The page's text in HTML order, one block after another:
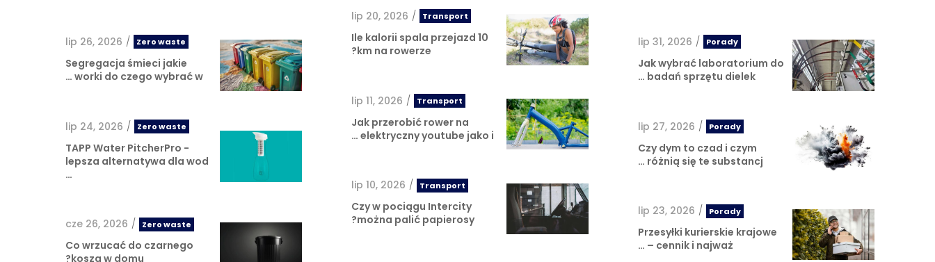
Zero waste
/
lip 26, 2026
Segregacja śmieci jakie
worki do czego wybrać w …
Zero waste
/
lip 24, 2026
TAPP Water PitcherPro -
lepsza alternatywa dla wod
…
Zero waste
/
cze 26, 2026
Co wrzucać do czarnego
kosza w domu?
Transport
/
lip 20, 2026
Ile kalorii spala przejazd 10
km na rowerze?
Transport
/
lip 11, 2026
Jak przerobić rower na
elektryczny youtube jako i …
Transport
/
lip 10, 2026
Czy w pociągu Intercity
można palić papierosy?
Porady
/
lip 31, 2026
Jak wybrać laboratorium do
badań sprzętu dielek …
Porady
/
lip 27, 2026
Czy dym to czad i czym
różnią się te substancj …
Porady
/
lip 23, 2026
Przesyłki kurierskie krajowe
– cennik i najważ …